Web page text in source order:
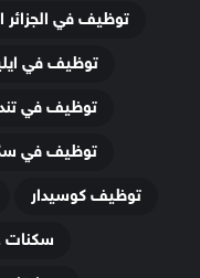
توظيف في الجزائر
توظيف في
توظيف في
توظيف في
توظيف كوسيدار
سكنات